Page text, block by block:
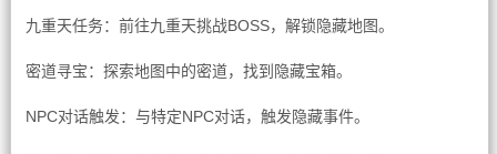
九重天任务：前往九重天挑战BOSS，解锁隐藏地图。
密道寻宝：探索地图中的密道，找到隐藏宝箱。
NPC对话触发：与特定NPC对话，触发隐藏事件。